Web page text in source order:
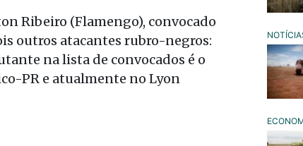
Ribeiro (Flamengo), convocado
outros atacantes rubro-negros:
na lista de convocados é o
PR e atualmente no Lyon